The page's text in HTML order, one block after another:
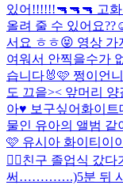
있어!!!!!!🔫🔫🔫 고
올려 줄 수 있어요
서요 ㅎㅎ😝 영상 가
여워서 안찍을수가
습니다🐰🩷 쩡이언
도 끄읕>< 앞머리
아♥️ 보구싶어 화이트
물인 유아의 앨범 같
🩷 유시아 화이티이
❤️‍🔥친구 졸업식 갔다
써………….)5분 뒤